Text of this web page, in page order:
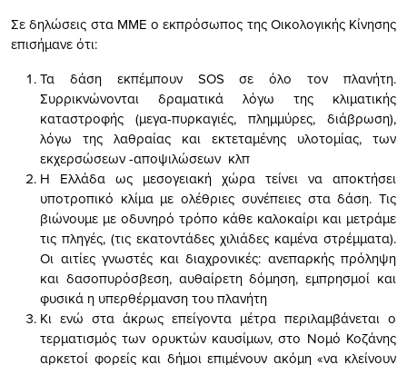
Σε δηλώσεις στα ΜΜΕ ο εκπρόσωπος της Οικολογικής Κίνησης
επισήμανε ότι:
Τα δάση εκπέμπουν SOS σε όλο τον πλανήτη.
Συρρικνώνονται δραματικά λόγω της κλιματικής
καταστροφής (μεγα-πυρκαγιές, πλημμύρες, διάβρωση),
λόγω της λαθραίας και εκτεταμένης υλοτομίας, των
εκχερσώσεων -αποψιλώσεων κλπ
Η Ελλάδα ως μεσογειακή χώρα τείνει να αποκτήσει
υποτροπικό κλίμα με ολέθριες συνέπειες στα δάση. Τις
βιώνουμε με οδυνηρό τρόπο κάθε καλοκαίρι και μετράμε
τις πληγές, (τις εκατοντάδες χιλιάδες καμένα στρέμματα).
Οι αιτίες γνωστές και διαχρονικές: ανεπαρκής πρόληψη
και δασοπυρόσβεση, αυθαίρετη δόμηση, εμπρησμοί και
φυσικά η υπερθέρμανση του πλανήτη
Κι ενώ στα άκρως επείγοντα μέτρα περιλαμβάνεται ο
τερματισμός των ορυκτών καυσίμων, στο Νομό Κοζάνης
αρκετοί φορείς και δήμοι επιμένουν ακόμη «να κλείνουν